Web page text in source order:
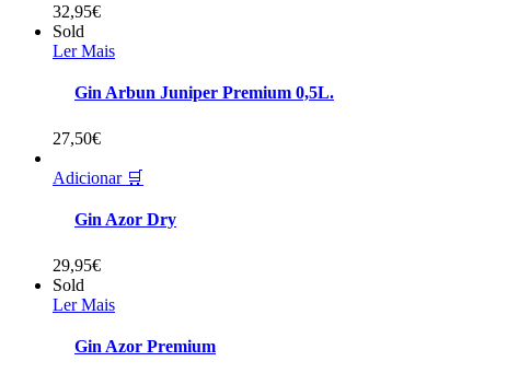
32,95€
Sold
Ler Mais
Gin Arbun Juniper Premium 0,5L.
27,50€
Adicionar 🛒
Gin Azor Dry
29,95€
Sold
Ler Mais
Gin Azor Premium